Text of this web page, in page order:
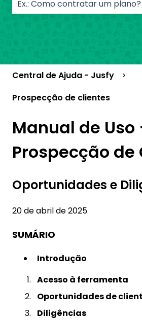
Central de Ajuda - Jusfy
Prospecção de clientes
Manual de Uso
Prospecção de
Oportunidades e
20 de abril de 2025
SUMÁRIO
Introdução
Acesso à ferramenta
Oportunidades de
Diligências